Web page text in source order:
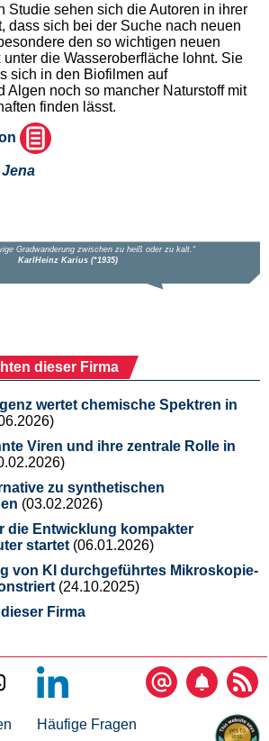
Studie sehen sich die Autoren in ihrer
dass sich bei der Suche nach neuen
den so wichtigen neuen
die Wasseroberfläche lohnt. Sie
sich in den Biofilmen auf
Algen noch so mancher Naturstoff mit
finden lässt.
dieser Firma
wertet chemische Spektren in
Viren und ihre zentrale Rolle in
zu synthetischen
(03.02.2026)
die Entwicklung kompakter
startet (06.01.2026)
von KI durchgeführtes Mikroskopie-
(24.10.2025)
Firma
Häufige Fragen